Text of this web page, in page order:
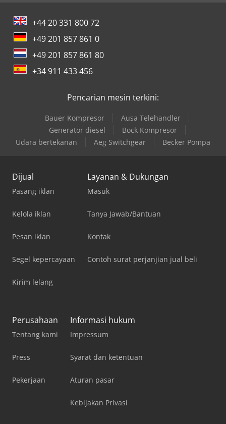
+44 20 331 800 72
+49 201 857 861 0
+49 201 857 861 80
+34 911 433 456
Pencarian mesin terkini:
Bauer Kompresor
Ausa Telehandler
Generator diesel
Bock Kompresor
Udara bertekanan
Aeg Switchgear Becker Pompa
Dijual
Pasang iklan
Kelola iklan
Pesan iklan
Segel kepercayaan
Kirim lelang
Layanan & Dukungan
Masuk
Tanya Jawab/Bantuan
Kontak
Contoh surat perjanjian jual beli
Perusahaan
Tentang kami
Press
Pekerjaan
Informasi hukum
Impressum
Syarat dan ketentuan
Aturan pasar
Kebijakan Privasi